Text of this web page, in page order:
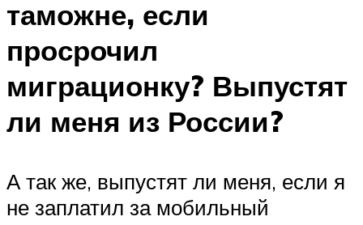
таможне, если
просрочил
миграционку? Выпустят
ли меня из России?
А так же, выпустят ли меня, если я
не заплатил за мобильный